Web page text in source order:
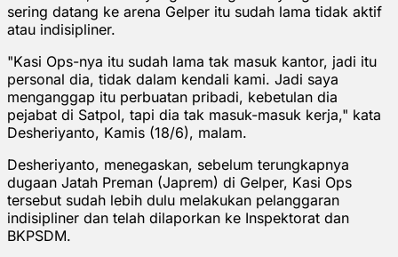
sering datang ke arena Gelper itu sudah lama tidak aktif
atau indisipliner.
"Kasi Ops-nya itu sudah lama tak masuk kantor, jadi itu
personal dia, tidak dalam kendali kami. Jadi saya
menganggap itu perbuatan pribadi, kebetulan dia
pejabat di Satpol, tapi dia tak masuk-masuk kerja," kata
Desheriyanto, Kamis (18/6), malam.
Desheriyanto, menegaskan, sebelum terungkapnya
dugaan Jatah Preman (Japrem) di Gelper, Kasi Ops
tersebut sudah lebih dulu melakukan pelanggaran
indisipliner dan telah dilaporkan ke Inspektorat dan
BKPSDM.